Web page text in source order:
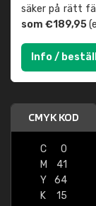
säker på rätt
som €189,95
Info /
CMYK KOD
C
0
M
41
Y
64
K
15